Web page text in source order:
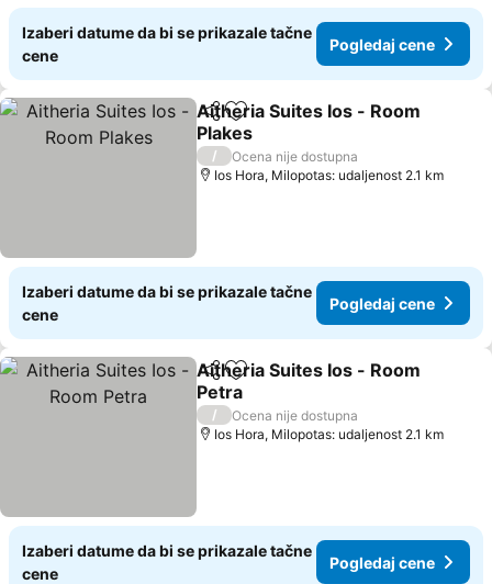
Izaberi datume da bi se prikazale tačne
cene
Pogledaj cene
Deli Dodati u favorite
Aitheria Suites Ios - Room
Plakes
Pogledaj cene
/
Ocena nije dostupna
Ios Hora, Milopotas: udaljenost 2.1 km
Izaberi datume da bi se prikazale tačne
cene
Pogledaj cene
Deli Dodati u favorite
Aitheria Suites Ios - Room
Petra
Pogledaj cene
/
Ocena nije dostupna
Ios Hora, Milopotas: udaljenost 2.1 km
Izaberi datume da bi se prikazale tačne
cene
Pogledaj cene